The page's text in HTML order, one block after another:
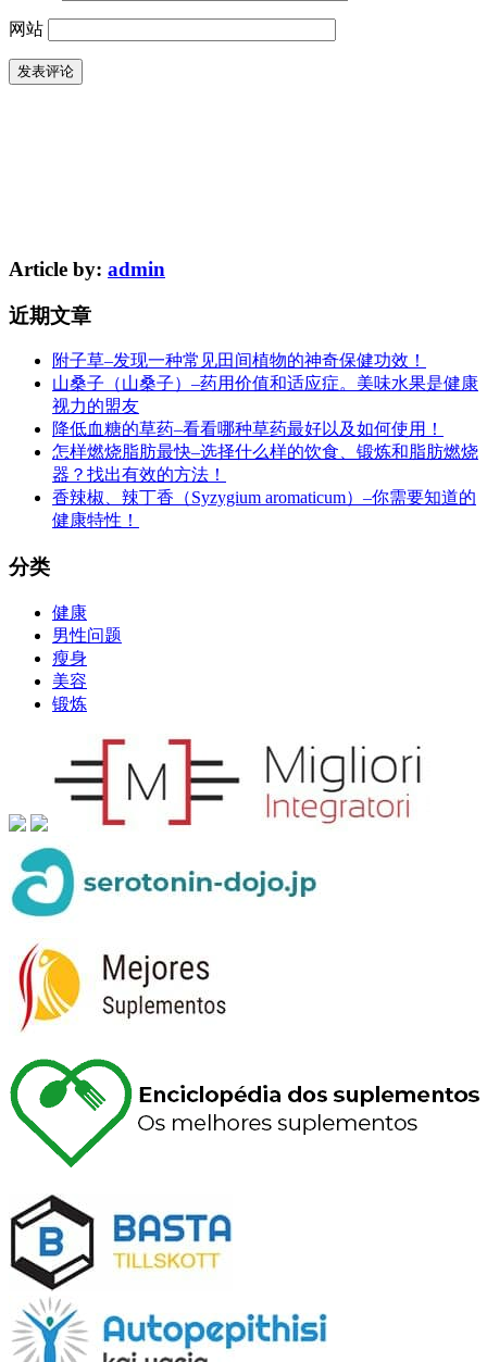
网站
Article by: admin
近期文章
附子草–发现一种常见田间植物的神奇保健功效！
山桑子（山桑子）–药用价值和适应症。美味水果是健康
视力的盟友
降低血糖的草药–看看哪种草药最好以及如何使用！
怎样燃烧脂肪最快–选择什么样的饮食、锻炼和脂肪燃烧
器？找出有效的方法！
香辣椒、辣丁香（Syzygium aromaticum）–你需要知道的
健康特性！
分类
健康
男性问题
瘦身
美容
锻炼